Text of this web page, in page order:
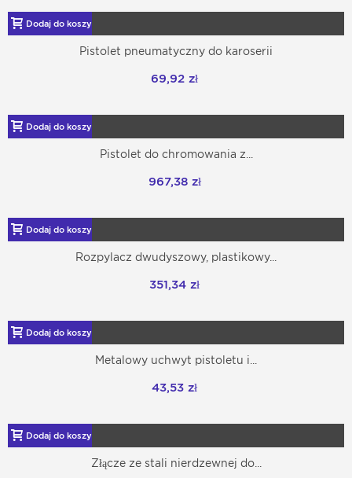
Dodaj do koszyka
Pistolet pneumatyczny do karoserii
69,92 zł
Dodaj do koszyka
Pistolet do chromowania z...
967,38 zł
Dodaj do koszyka
Rozpylacz dwudyszowy, plastikowy...
351,34 zł
Dodaj do koszyka
Metalowy uchwyt pistoletu i...
43,53 zł
Dodaj do koszyka
Złącze ze stali nierdzewnej do...